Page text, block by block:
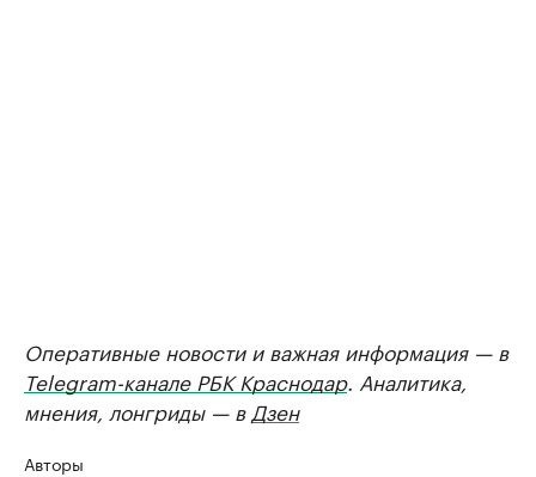
Оперативные новости и важная информация — в
Telegram-канале РБК Краснодар. Аналитика,
мнения, лонгриды — в Дзен
Авторы